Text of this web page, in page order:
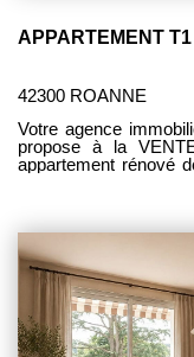
APPARTEMENT
42300 ROANNE
Votre agence
propose à la
appartement rénové